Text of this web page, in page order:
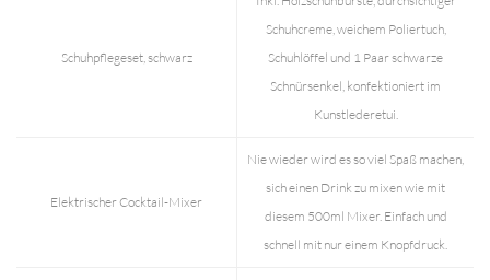
Schuhpflegeset, schwarz
Schuhcreme, weichem Poliertuch,
Schuhlöffel und 1 Paar schwarze
Schnürsenkel, konfektioniert im
Kunstlederetui.
Elektrischer Cocktail-Mixer
Nie wieder wird es so viel Spaß machen,
sich einen Drink zu mixen wie mit
diesem 500ml Mixer. Einfach und
schnell mit nur einem Knopfdruck.